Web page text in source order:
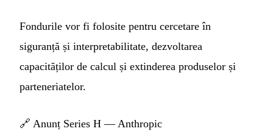
Fondurile vor fi folosite pentru cercetare în
siguranță și interpretabilitate, dezvoltarea
capacităților de calcul și extinderea produselor și
parteneriatelor.
🔗 Anunț Series H — Anthropic